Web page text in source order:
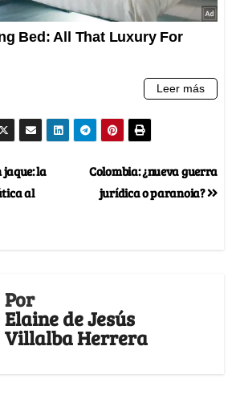
Colombia: ¿nueva guerra
jurídica o paranoia?
la
al
Por
Elaine de Jesús
Villalba Herrera